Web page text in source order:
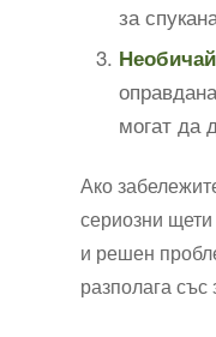
за
могат да
Ако
сериозни
и решен
разполага